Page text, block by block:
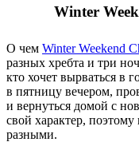
Winter
О чем Winter Weekend
разных хребта и три
кто хочет вырваться в
в пятницу вечером,
и вернуться домой с
свой характер,
разными.